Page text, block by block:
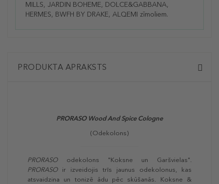
MILLS, JARDIN BOHEME, DOLCE&GABBANA,
HERMES, BWFH BY DRAKE, ALQEMI zīmoliem.
PRODUKTA APRAKSTS
PRORASO Wood And Spice Cologne
(Odekolons)
PRORASOodekolons "Koksne un Garšvielas".
PRORASOir izveidojis trīs jaunus odekolonus, kas
atsvaidzina un tonizē ādu pēc skūšanās. Koksne &